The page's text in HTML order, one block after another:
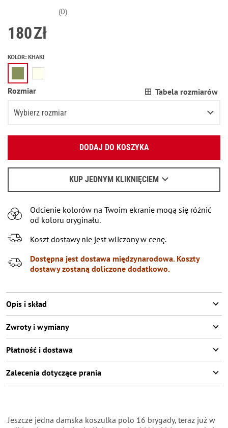
(0)
180Zł
KOLOR: KHAKI
Rozmiar Tabela rozmiarów
Wybierz rozmiar
XS
L
DODAJ DO KOSZYKA
KUP JEDNYM KLIKNIĘCIEM
Kiedy czekać na e-mail - przeczytajtu.
Odcienie kolorów na Twoim ekranie mogą się różnić
od koloru oryginału.
Koszt dostawy nie jest wliczony w cenę.
Dostępna jest dostawa międzynarodowa. Koszty
dostawy zostaną doliczone dodatkowo.
Opis i skład
Zwroty i wymiany
Płatność i dostawa
Zalecenia dotyczące prania
Jeszcze jedna damska koszulka polo 16 brygady, teraz już w